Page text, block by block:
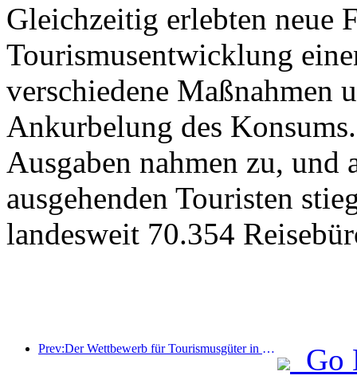
Gleichzeitig erlebten neue
Tourismusentwicklung
verschiedene Maßnahmen
Ankurbelung des
Ausgaben nahmen zu,
ausgehenden Touristen
landesweit 70.354
Prev:Der Wettbewerb für Tourismusgüter in China wurde erfolgreich in Xiangtan, Hunan, abgehalten.
Go